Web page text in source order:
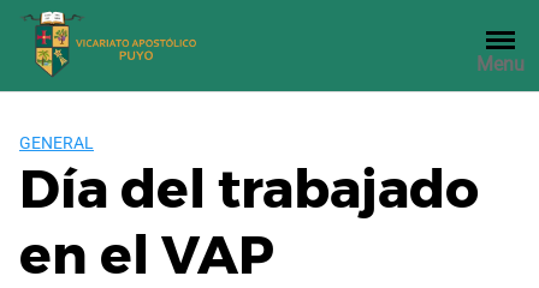
Saltar
contenido
Menu
GENERAL
Día del trabajado
en el VAP